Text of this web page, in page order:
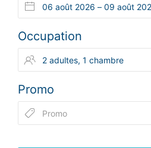
Occupation
Promo